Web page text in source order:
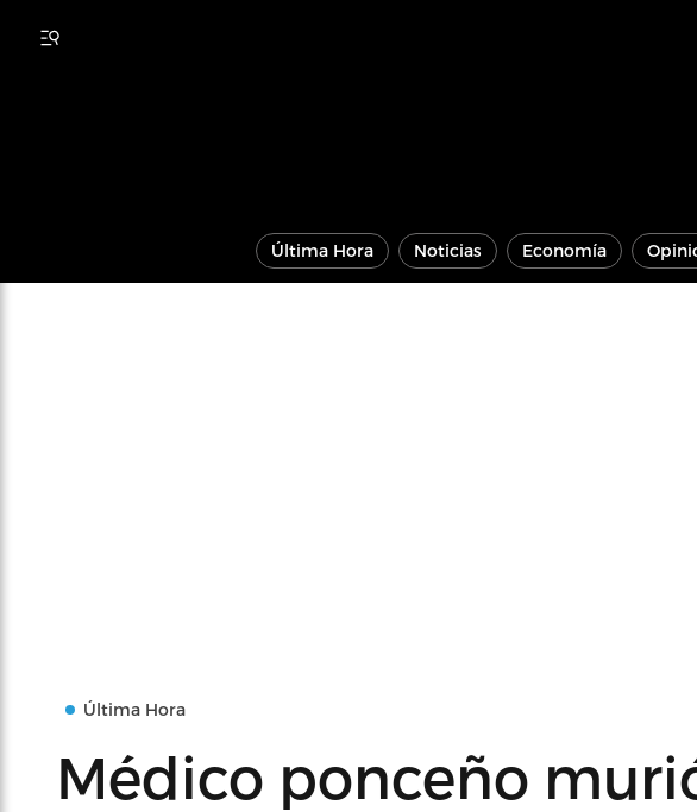
Última Hora Noticias Economía
Última Hora
Médico ponceño